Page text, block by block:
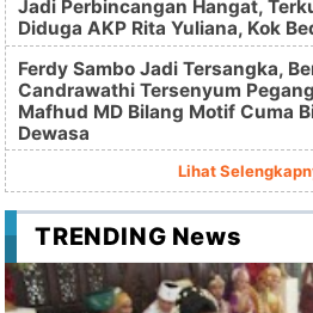
Jadi Perbincangan Hangat,
Diduga AKP Rita Yuliana, Kok
Ferdy Sambo Jadi Tersangka,
Candrawathi Tersenyum
Mafhud MD Bilang Motif Cuma
Dewasa
Lihat
TRENDING News